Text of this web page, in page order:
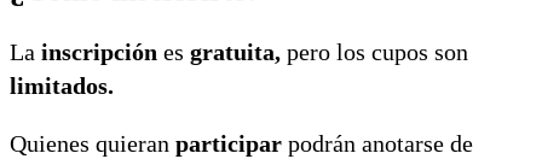
La inscripción es gratuita, pero los cupos son
limitados.
Quienes quieran participar podrán anotarse de